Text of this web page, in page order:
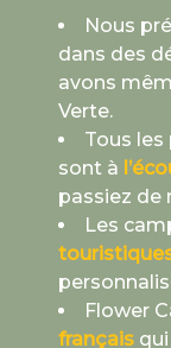
Nous
dans des
avons
Verte.
Tous
sont à
passiez de
Les
Flower
françaisqui